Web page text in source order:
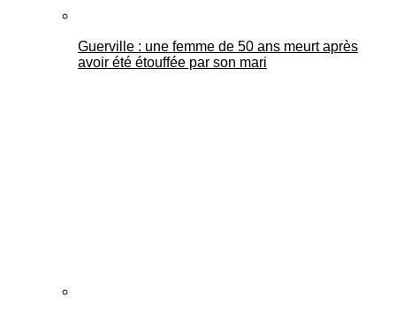
Guerville : une femme de 50 ans meurt après
avoir été étouffée par son mari